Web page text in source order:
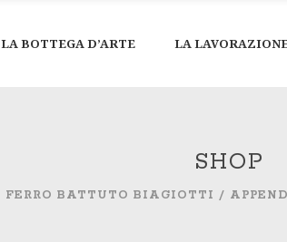
LA BOTTEGA D’ARTE LA
SHOP
FERRO BATTUTO BIAGIOTTI /